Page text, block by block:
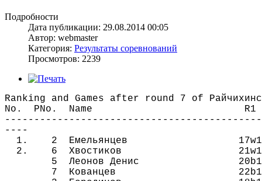
Подробности
Дата публикации: 29.08.2014 00:05
Автор: webmaster
Категория: Результаты соревнований
Просмотров: 2239
Ranking and Games after round 7 of
No. PNo. Name R1 R2
----
1. 2 Емельянцев 17w1
2. 6 Хвостиков 21w1
5 Леонов Денис 20b1
7 Кованцев 22b1 30w1